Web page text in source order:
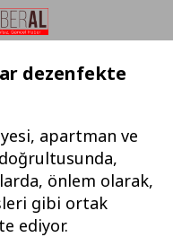
dezenfekte
apartman ve
önlem olarak,
gibi ortak
ediyor.